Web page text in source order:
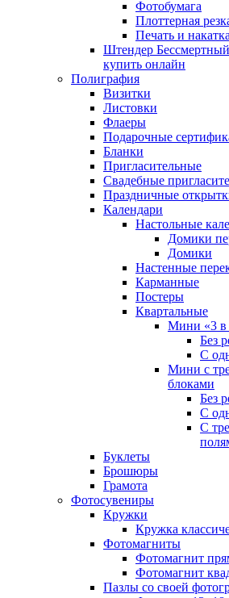
Фотобумага
Плоттерная
Печать и
Штендер
купить онлайн
Полиграфия
Визитки
Листовки
Флаеры
Подарочные
Бланки
Пригласительные
Свадебные
Праздничные
Календари
Настольные
Домики
Домики
Настенные
Карманные
Постеры
Квартальные
Мини «3 в
Без
С
Мини с
блоками
Без
С
С
Буклеты
Брошюры
Грамота
Фотосувениры
Кружки
Кружка
Фотомагниты
Фотомагнит
Фотомагнит
Пазлы со своей